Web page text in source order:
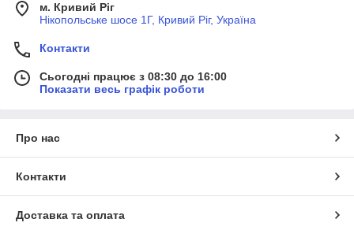
м. Кривий Ріг
Нікопольське шосе 1Г, Кривий Ріг, Україна
Контакти
Сьогодні працює з 08:30 до 16:00
Показати весь графік роботи
Про нас
Контакти
Доставка та оплата